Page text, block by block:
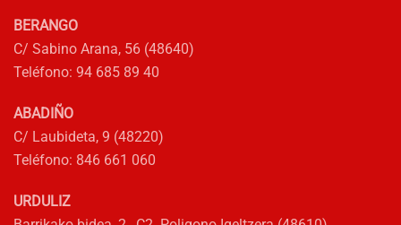
de
BERANGO
C/ Sabino Arana, 56 (48640)
Teléfono: 94 685 89 40
ABADIÑO
C/ Laubideta, 9 (48220)
Teléfono: 846 661 060
URDULIZ